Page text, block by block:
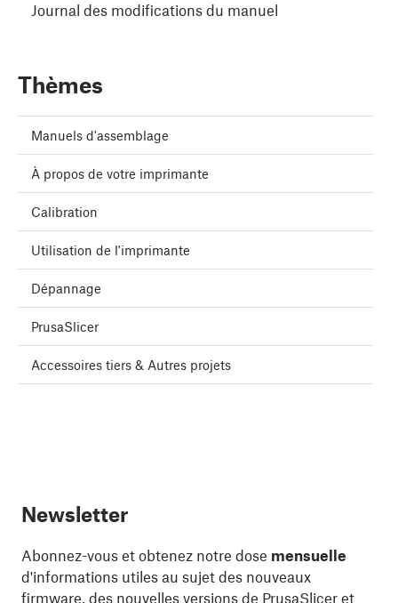
Journal des modifications du manuel
Thèmes
Manuels d'assemblage
À propos de votre imprimante
Calibration
Utilisation de l'imprimante
Dépannage
PrusaSlicer
Accessoires tiers & Autres projets
Newsletter
Abonnez-vous et obtenez notre dose mensuelle
d'informations utiles au sujet des nouveaux
firmware, des nouvelles versions de PrusaSlicer et